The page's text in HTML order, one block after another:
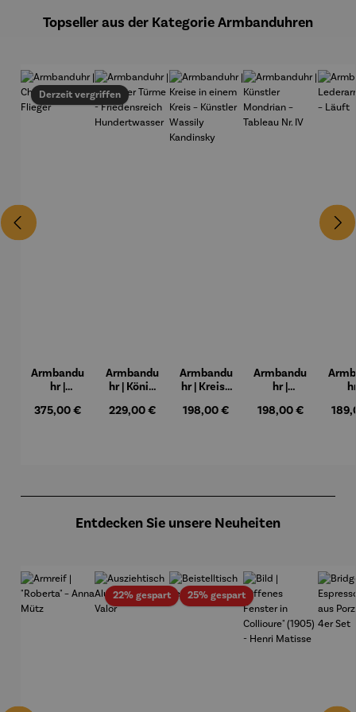
Topseller aus der Kategorie Armbanduhren
Derzeit vergriffen
Armbandu
hr |
ph –
Regulärer Preis:
375,00 €
Armbandu
hr | König
-
Regulärer Preis:
229,00 €
Armbandu
hr | Kreise
Kreis –
Regulärer Preis:
198,00 €
Armbandu
hr |
Mondrian
Regulärer Preis:
198,00 €
Entdecken Sie unsere Neuheiten
22% gespartRabatt25% gespartRabatt